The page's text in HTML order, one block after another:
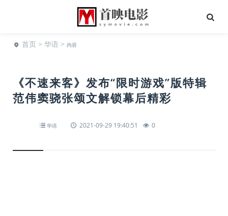
首页 > 华语 > 内容
《不速来客》发布“限时游戏”版特辑
范伟窦骁张颂文解锁幕后精彩
华语 2021-09-29 19:40:51 0